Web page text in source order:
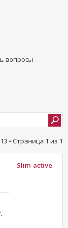
вопросы -
• Страница 1 из 1
Slim-active